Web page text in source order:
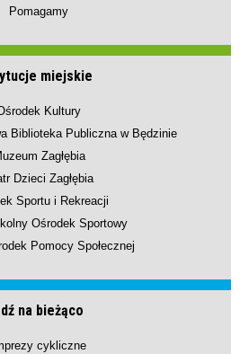
Pomagamy
miejskie
Kultury
Biblioteka Publiczna w Będzinie
Zagłębia
Dzieci Zagłębia
Sportu i Rekreacji
Ośrodek Sportowy
Pomocy Społecznej
na bieżąco
cykliczne